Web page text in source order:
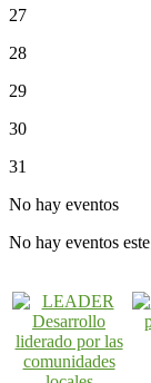
27
28
29
30
31
No hay eventos
No hay eventos